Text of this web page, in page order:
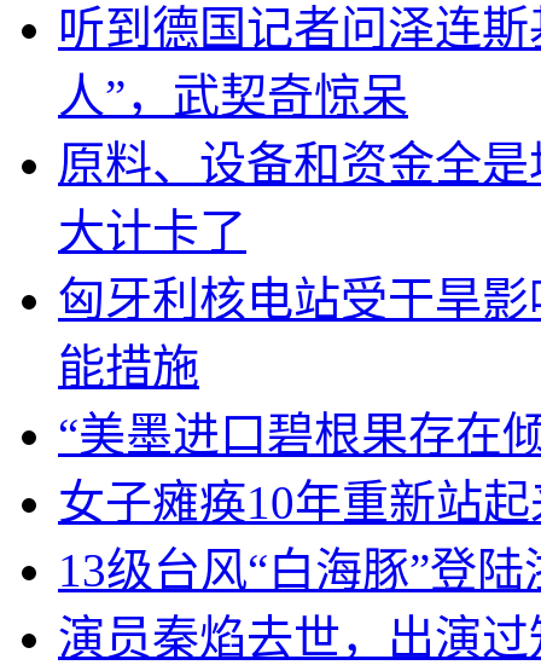
听到德国记者问泽连
人”，武契奇惊呆
原料、设备和资金全
大计卡了
匈牙利核电站受干旱
能措施
“美墨进口碧根果存在
女子瘫痪10年重新站
13级台风“白海豚”登
演员秦焰去世，出演